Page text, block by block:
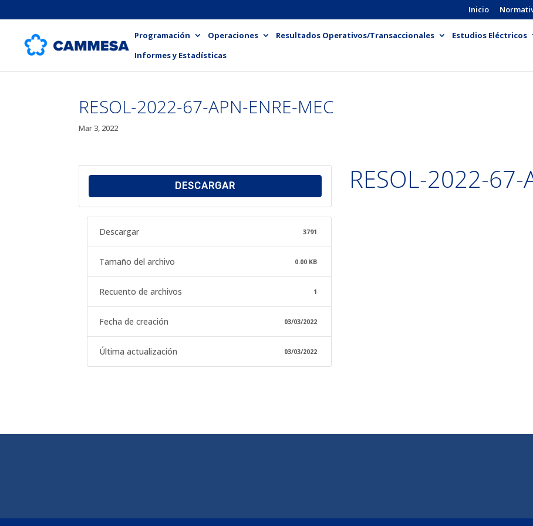
Inicio
Programación Operaciones Resultados Operativos/Transaccionales Estudios Eléctricos
Informes y Estadísticas
RESOL-2022-67-APN-ENRE-MEC
Mar 3, 2022
DESCARGAR
Descargar 3791
Tamaño del archivo 0.00 KB
Recuento de archivos 1
Fecha de creación 03/03/2022
Última actualización 03/03/2022
RESOL-2022-67-